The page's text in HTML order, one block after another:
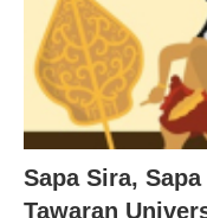
Sapa Sira,
Tawaran